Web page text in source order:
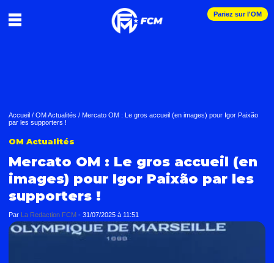
Pariez sur l'OM
Accueil / OM Actualités / Mercato OM : Le gros accueil (en images) pour Igor Paixão
par les supporters !
OM Actualités
Mercato OM : Le gros accueil (en
images) pour Igor Paixão par les
supporters !
Par La Redaction FCM - 31/07/2025 à 11:51